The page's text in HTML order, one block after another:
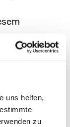
uns helfen,
zu
in die Blase,
ist sehr
weil die